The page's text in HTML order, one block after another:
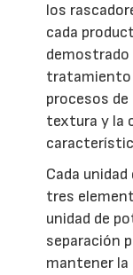
los
cada
demostrado
tratamiento
procesos
textura y la
Cada
tres
unidad de
separación
mantener la